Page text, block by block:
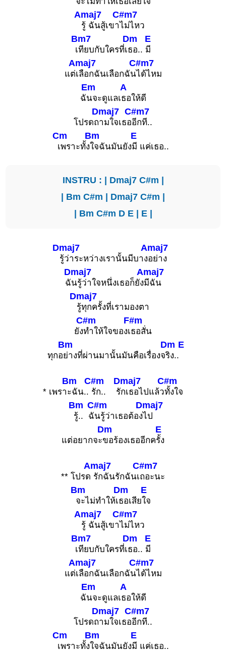
Amaj7
รู้ ฉันสู้เขา
C#m7
ไม่ไหว
เ
Bm7
ทียบกับใครที่เ
Dm
ธอ..
E
มี
แต่
Amaj7
เลือกฉันเลือกฉัน
C#m7
ได้ไหม
ฉั
Em
นจะดูแลเ
A
ธอให้ดี
โปรดถ
Dmaj7
ามใจเธอ
C#m7
อีกที..
Cm
เพราะทั้ง
Bm
ใจฉันมันยัง
E
มี แค่เธอ..
INSTRU : | Dmaj7 C#m |
| Bm C#m | Dmaj7 C#m |
| Bm C#m D E| E|
Dmaj7
รู้ว่าระหว่างเรานั้นมีบาง
Amaj7
อย่าง
ฉั
Dmaj7
นรู้ว่าใจหนึ่งเธอก็ยัง
Amaj7
มีฉัน
Dmaj7
รู้ทุกครั้งที่เรามองตา
ยัง
C#m
ทำให้ใจของเ
F#m
ธอสั่น
ทุกอ
Bm
ย่างที่ผ่านมานั้นมันคือเรื่องจ
Dm
ริง..
E
* เพรา
Bm
ะฉัน..
C#m
รัก.. รั
Dmaj7
กเธอไปแล้ว
C#m
ทั้งใจ
Bm
รู้.. ฉั
C#m
นรู้ว่าเธอต้อง
Dmaj7
ไป
แต่อยากจะ
Dm
ขอร้องเธออีกค
E
รั้ง
** โปรด
Amaj7
รักฉันรักฉันเ
C#m7
ถอะนะ
Bm
จะไม่ทำให้เ
Dm
ธอเสีย
E
ใจ
Amaj7
รู้ ฉันสู้เขา
C#m7
ไม่ไหว
เ
Bm7
ทียบกับใครที่เ
Dm
ธอ..
E
มี
แต่
Amaj7
เลือกฉันเลือกฉัน
C#m7
ได้ไหม
ฉั
Em
นจะดูแลเ
A
ธอให้ดี
โปรดถ
Dmaj7
ามใจเธอ
C#m7
อีกที..
Cm
เพราะทั้ง
Bm
ใจฉันมันยัง
E
มี แค่เธอ..